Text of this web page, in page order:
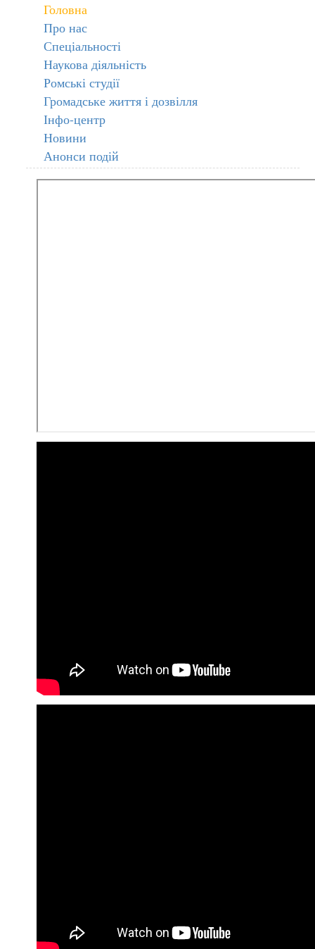
Головна
Про нас
Спеціальності
Наукова діяльність
Ромські студії
Громадське життя і дозвілля
Інфо-центр
Новини
Анонси подій